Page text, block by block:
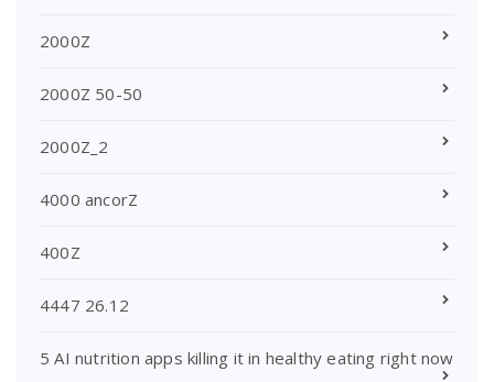
2000Z
2000Z 50-50
2000Z_2
4000 ancorZ
400Z
4447 26.12
5 AI nutrition apps killing it in healthy eating right now